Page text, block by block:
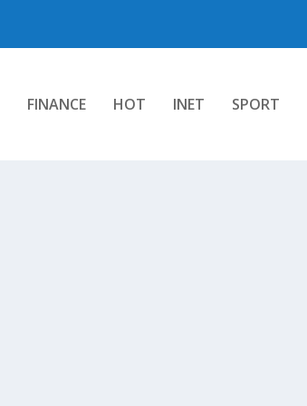
FINANCE HOT INET SPORT